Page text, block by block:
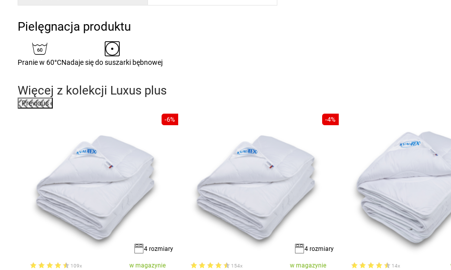
Pielęgnacja produktu
Pranie w 60°CNadaje się do suszarki bębnowej
Więcej z kolekcji Luxus plus
Previous
-6%
4 rozmiary
109x w magazynie
-4%
4 rozmiary
154x w magazynie 14x